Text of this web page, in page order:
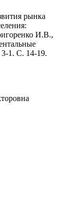
рынка
И.В.,
1. С. 14-19.